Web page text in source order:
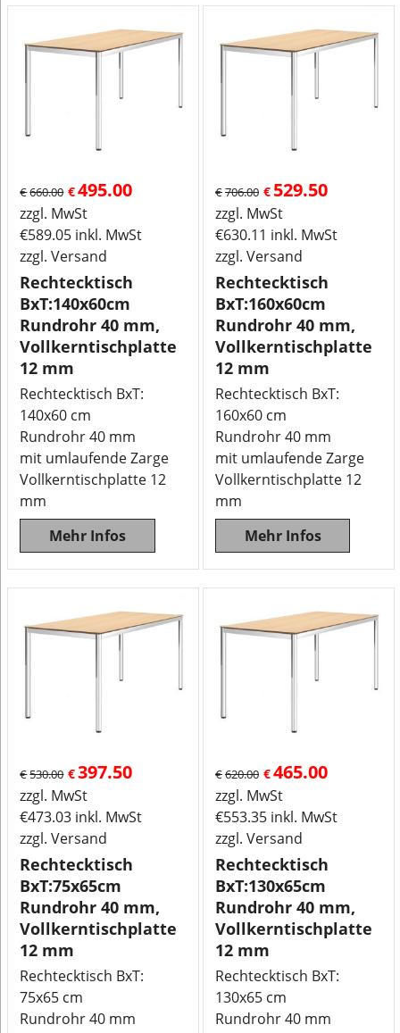
€660.00 €495.00
zzgl. MwSt
€589.05 inkl. MwSt
zzgl. Versand
Rechtecktisch
BxT:140x60cm
Rundrohr 40 mm,
Vollkerntischplatte
12 mm
Rechtecktisch BxT:
140x60 cm
Rundrohr 40 mm
mit umlaufende Zarge
Vollkerntischplatte 12
mm
Mehr Infos
€706.00 € 529.50
zzgl. MwSt
€630.11 inkl. MwSt
zzgl. Versand
Rechtecktisch
BxT:160x60cm
Rundrohr 40 mm,
Vollkerntischplatte
12 mm
Rechtecktisch BxT:
160x60 cm
Rundrohr 40 mm
mit umlaufende Zarge
Vollkerntischplatte 12
mm
Mehr Infos
€530.00 €397.50
zzgl. MwSt
€473.03 inkl. MwSt
zzgl. Versand
Rechtecktisch
BxT:75x65cm
Rundrohr 40 mm,
Vollkerntischplatte
12 mm
Rechtecktisch BxT:
75x65 cm
Rundrohr 40 mm
€620.00 €465.00
zzgl. MwSt
€553.35 inkl. MwSt
zzgl. Versand
Rechtecktisch
BxT:130x65cm
Rundrohr 40 mm,
Vollkerntischplatte
12 mm
Rechtecktisch BxT:
130x65 cm
Rundrohr 40 mm